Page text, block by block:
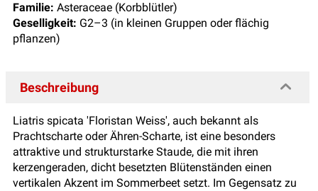
Familie: Asteraceae (Korbblütler)
Geselligkeit: G2–3 (in kleinen Gruppen oder flächig
pflanzen)
Beschreibung
Liatris spicata 'Floristan Weiss', auch bekannt als
Prachtscharte oder Ähren-Scharte, ist eine besonders
attraktive und strukturstarke Staude, die mit ihren
kerzengeraden, dicht besetzten Blütenständen einen
vertikalen Akzent im Sommerbeet setzt. Im Gegensatz zu